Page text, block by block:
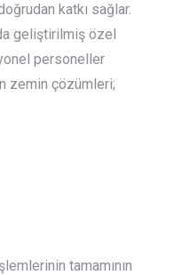
katkı sağlar.
geliştirilmiş özel
personeller
zemin çözümleri;
tamamının